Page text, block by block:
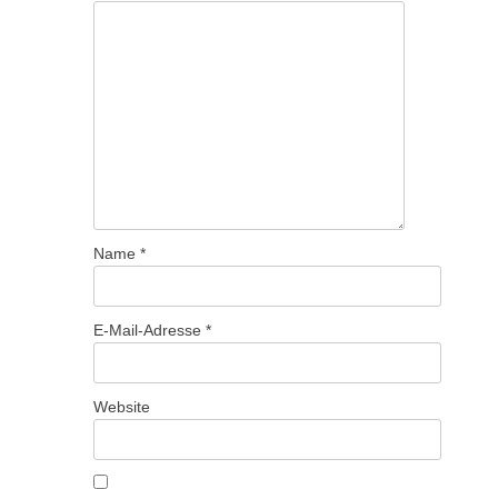
Name *
E-Mail-Adresse *
Website